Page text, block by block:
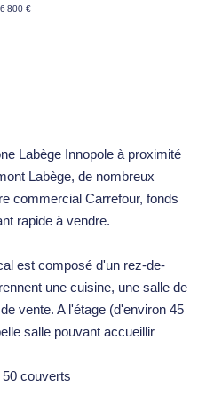
800 €
Labège Innopole à proximité
Labège, de nombreux
commercial Carrefour, fonds
rapide à vendre.
est composé d'un rez-de-
une cuisine, une salle de
vente. A l'étage (d'environ 45
salle pouvant accueillir
couverts